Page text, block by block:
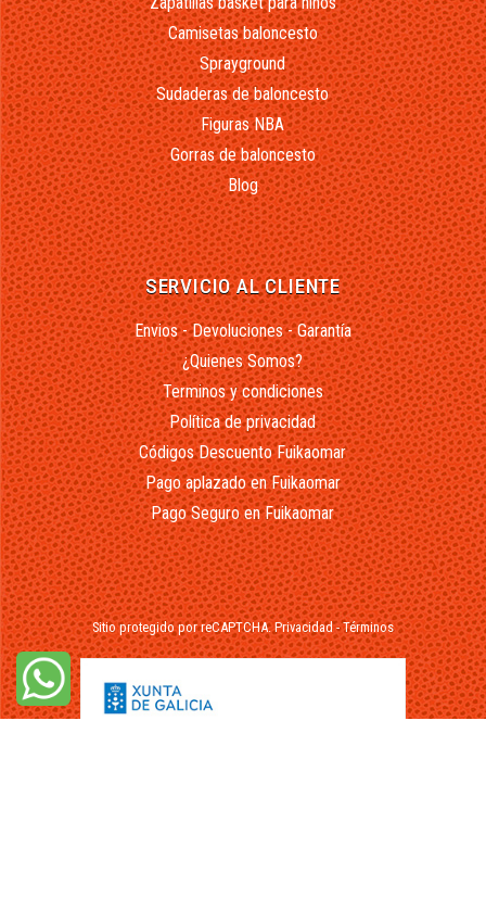
Camisetas baloncesto
Sprayground
Sudaderas de baloncesto
Figuras NBA
Gorras de baloncesto
Blog
SERVICIO AL CLIENTE
Envios - Devoluciones - Garantía
¿Quienes Somos?
Terminos y condiciones
Política de privacidad
Códigos Descuento Fuikaomar
Pago aplazado en Fuikaomar
Pago Seguro en Fuikaomar
Sitio protegido por reCAPTCHA.Privacidad-Términos